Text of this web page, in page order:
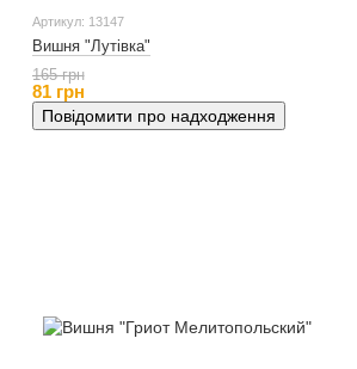
Артикул: 13147
Вишня "Лутівка"
165 грн
81 грн
Повідомити про надходження